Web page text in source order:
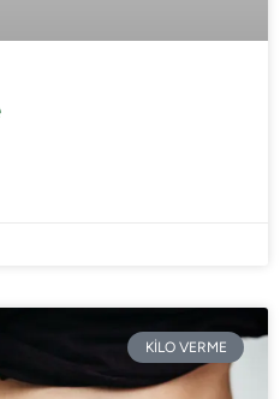
KİLO VERME